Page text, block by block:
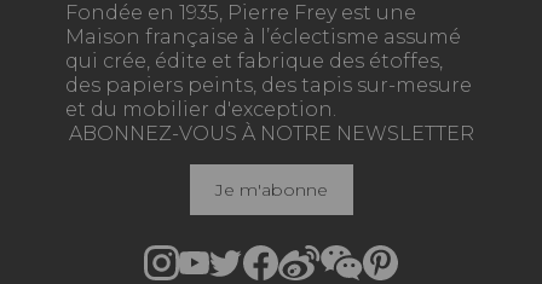
Fondée en 1935, Pierre Frey est une
Maison française à l’éclectisme assumé
qui crée, édite et fabrique des étoffes,
des papiers peints, des tapis sur-mesure
et du mobilier d'exception.
ABONNEZ-VOUS À NOTRE NEWSLETTER
Je m'abonne